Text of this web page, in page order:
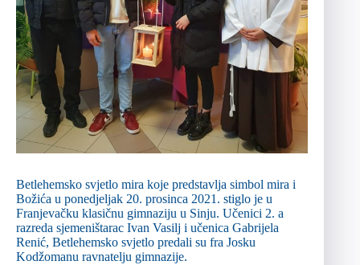
Betlehemsko svjetlo mira koje predstavlja simbol mira i
Božića u ponedjeljak 20. prosinca 2021. stiglo je u
Franjevačku klasičnu gimnaziju u Sinju. Učenici 2. a
razreda sjemeništarac Ivan Vasilj i učenica Gabrijela
Renić, Betlehemsko svjetlo predali su fra Josku
Kodžomanu ravnatelju gimnazije.